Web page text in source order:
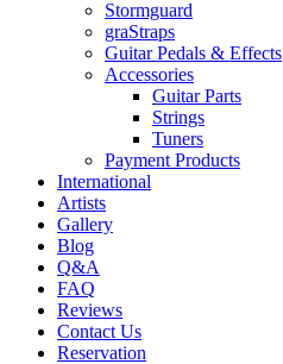
Stormguard
graStraps
Guitar Pedals & Effects
Accessories
Guitar Parts
Strings
Tuners
Payment Products
International
Artists
Gallery
Blog
Q&A
FAQ
Reviews
Contact Us
Reservation